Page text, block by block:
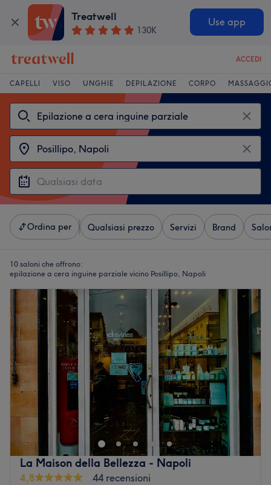
Treatwell
130K
Use app
ACCEDI
CAPELLI VISO UNGHIE DEPILAZIONE CORPO
Ordina per Qualsiasi prezzo Servizi Brand
10 saloni che offrono:
epilazione a cera inguine parziale vicino Posillipo, Napoli
La Maison della Bellezza - Napoli
4,8
44 recensioni